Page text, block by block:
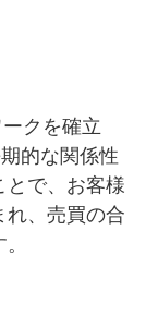
クを確立
的な関係性
とで、お客様
れ、売買の合